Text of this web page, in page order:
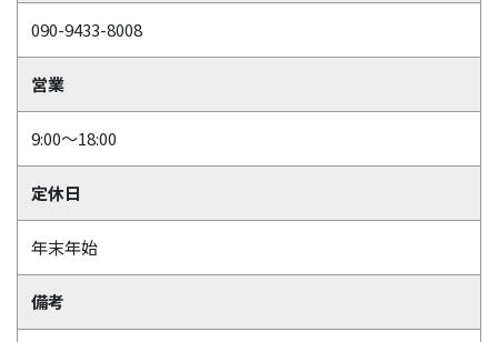
090-9433-8008
営業
9:00～18:00
定休日
年末年始
備考